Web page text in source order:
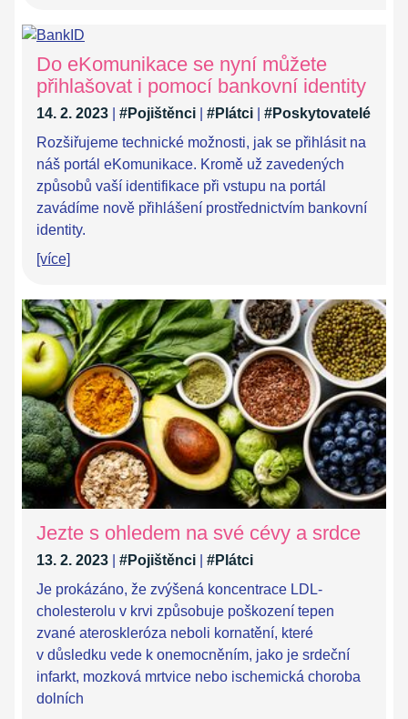
Do eKomunikace se nyní můžete
přihlašovat i pomocí bankovní identity
14. 2. 2023 #Pojištěnci #Plátci
#Poskytovatelé
Rozšiřujeme technické možnosti, jak se přihlásit na
náš portál eKomunikace. Kromě už zavedených
způsobů vaší identifikace při vstupu na portál
zavádíme nově přihlášení prostřednictvím bankovní
identity.
[více]
Jezte s ohledem na své cévy a srdce
13. 2. 2023 #Pojištěnci
#Plátci
Je prokázáno, že zvýšená koncentrace LDL-
cholesterolu v krvi způsobuje poškození tepen
zvané ateroskleróza neboli kornatění, které
v důsledku vede k onemocněním, jako je srdeční
infarkt, mozková mrtvice nebo ischemická choroba
dolních